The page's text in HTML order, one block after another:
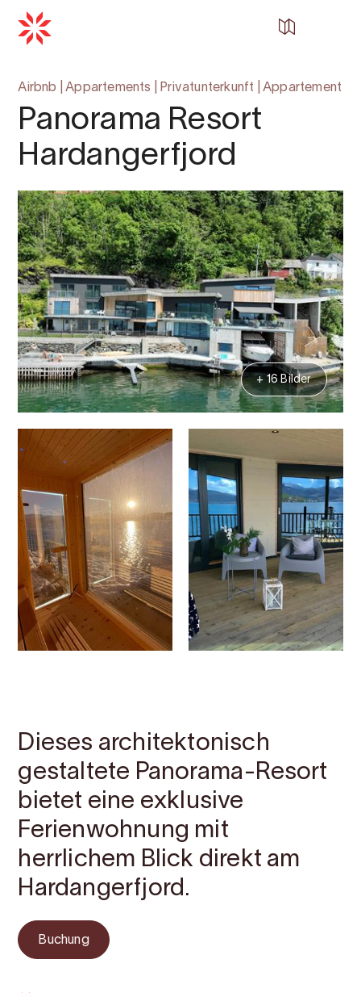
Airbnb |Appartements Privatunterkunft |Appartement
Panorama Resort
Hardangerfjord
+ 16 Bilder
Dieses architektonisch
gestaltete Panorama-Resort
bietet eine exklusive
Ferienwohnung mit
herrlichem Blick direkt am
Hardangerfjord.
Buchung